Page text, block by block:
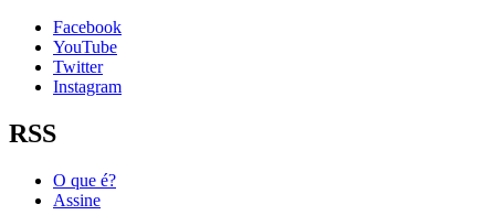
Facebook
YouTube
Twitter
Instagram
RSS
O que é?
Assine